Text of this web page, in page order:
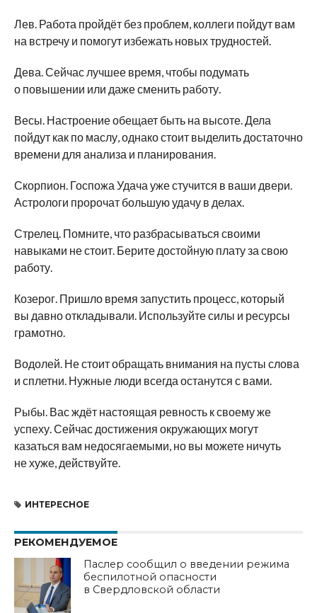
Лев. Работа пройдёт без проблем, коллеги пойдут вам
на встречу и помогут избежать новых трудностей.
Дева. Сейчас лучшее время, чтобы подумать
о повышении или даже сменить работу.
Весы. Настроение обещает быть на высоте. Дела
пойдут как по маслу, однако стоит выделить достаточно
времени для анализа и планирования.
Скорпион. Госпожа Удача уже стучится в ваши двери.
Астрологи пророчат большую удачу в делах.
Стрелец. Помните, что разбрасываться своими
навыками не стоит. Берите достойную плату за свою
работу.
Козерог. Пришло время запустить процесс, который
вы давно откладывали. Используйте силы и ресурсы
грамотно.
Водолей. Не стоит обращать внимания на пусты слова
и сплетни. Нужные люди всегда останутся с вами.
Рыбы. Вас ждёт настоящая ревность к своему же
успеху. Сейчас достижения окружающих могут
казаться вам недосягаемыми, но вы можете ничуть
не хуже, действуйте.
ИНТЕРЕСНОЕ
РЕКОМЕНДУЕМОЕ
Паслер сообщил о введении режима
беспилотной опасности
в Свердловской области